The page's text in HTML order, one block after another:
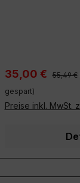
Verkaufspreis:
35,00 € 55,49 €
gespart)
Preise inkl. MwSt.